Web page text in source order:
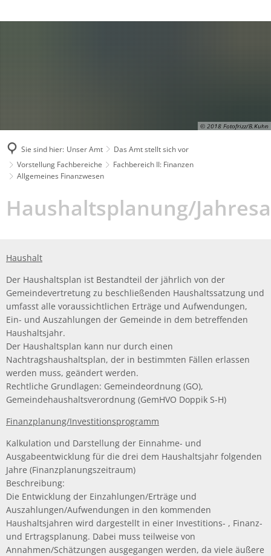
© 2018 Fotofrizz/B.Kuhn
Sie sind hier: Unser Amt
Das Amt stellt sich vor
Vorstellung Fachbereiche
Fachbereich II: Finanzen
Allgemeines Finanzwesen
Allgemeines
Haushaltsplanung/
Haushalt
Der Haushaltsplan ist Bestandteil der jährlich von der
Gemeindevertretung zu beschließenden Haushaltssatzung und
umfasst alle voraussichtlichen Erträge und Aufwendungen,
Ein- und Auszahlungen der Gemeinde in dem betreffenden
Haushaltsjahr.
Der Haushaltsplan kann nur durch einen
Nachtragshaushaltsplan, der in bestimmten Fällen erlassen
werden muss, geändert werden.
Rechtliche Grundlagen: Gemeindeordnung (GO),
Gemeindehaushaltsverordnung (GemHVO Doppik S-H)
Finanzplanung/Investitionsprogramm
Kalkulation und Darstellung der Einnahme- und
Ausgabeentwicklung für die drei dem Haushaltsjahr folgenden
Jahre (Finanzplanungszeitraum)
Beschreibung:
Die Entwicklung der Einzahlungen/Erträge und
Auszahlungen/Aufwendungen in den kommenden
Haushaltsjahren wird dargestellt in einer Investitions- , Finanz-
und Ertragsplanung. Dabei muss teilweise von
Annahmen/Schätzungen ausgegangen werden, da viele äußere